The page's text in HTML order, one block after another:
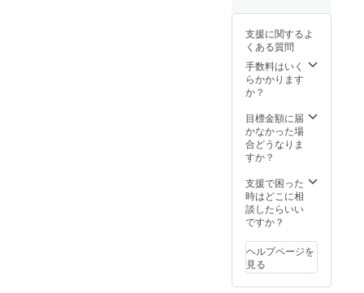
欄に以
下の内
容をご
記入く
ださ
い〉 パ
に記載
させて
いただ
名前
(ニック
ネーム
も可)を
記入く
ださい
をお送
しま
す。演
奏楽曲
解説や
演者の
ど盛り
だくさ
ん！/巻
末に皆
芳名を
記載さ
せてい
ただき
す。）
・リ
ターン
限定ビ
支援に関するよ
くある質問
手数料はいく
らかかります
か？
目標金額に届
かなかった場
合どうなりま
すか？
支援で困った
時はどこに相
談したらいい
ですか？
ヘルプページを
見る